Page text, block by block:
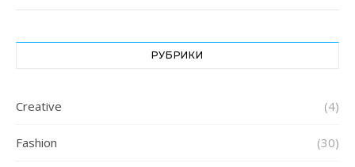
РУБРИКИ
Creative (4)
Fashion (30)